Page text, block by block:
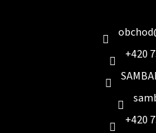
obchod
+420
+420